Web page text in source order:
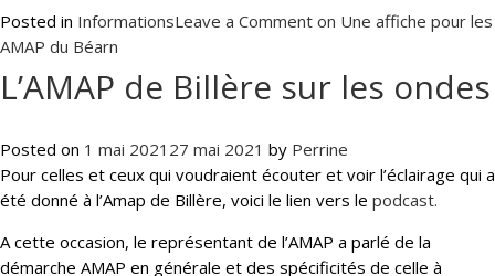
Posted in InformationsLeave a Comment on Une affiche pour les
AMAP du Béarn
L’AMAP de Billère sur les ondes
Posted on 1 mai 2021 27 mai 2021 by Perrine
Pour celles et ceux qui voudraient écouter et voir l’éclairage qui a
été donné à l’Amap de Billère, voici le lien vers le podcast.
A cette occasion, le représentant de l’AMAP a parlé de la
démarche AMAP en générale et des spécificités de celle à